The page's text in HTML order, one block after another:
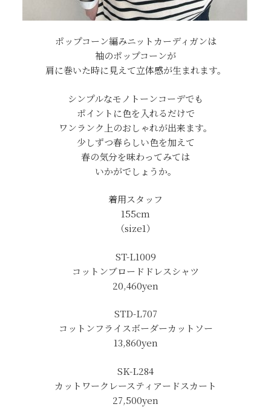
ポップコーン編みニットカーディガンは
袖のポップコーンが
肩に巻いた時に見えて立体感が生まれます。
シンプルなモノトーンコーデでも
ポイントに色を入れるだけで
ワンランク上のおしゃれが出来ます。
少しずつ春らしい色を加えて
春の気分を味わってみては
いかがでしょうか。
着用スタッフ
155cm
（size1）
ST-L1009
コットンブロードドレスシャツ
20,460yen
STD-L707
コットンフライスボーダーカットソー
13,860yen
SK-L284
カットワークレースティアードスカート
27,500yen